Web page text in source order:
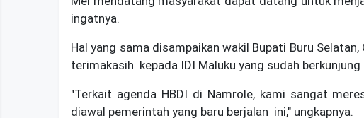
ingatnya.
Hal yang sama disampaikan wakil Bupati Buru
terimakasih kepada IDI Maluku yang sudah berkunjung
"Terkait agenda HBDI di Namrole, kami sangat
diawal pemerintah yang baru berjalan ini," ungkapnya.